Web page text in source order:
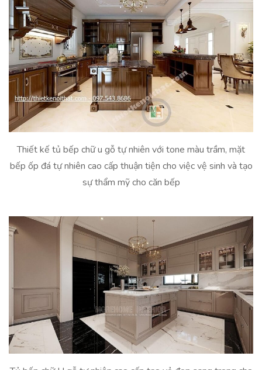
Thiết kế tủ bếp chữ u gỗ tự nhiên với tone màu trầm, mặt
bếp ốp đá tự nhiên cao cấp thuận tiện cho việc vệ sinh và tạo
sự thẩm mỹ cho căn bếp